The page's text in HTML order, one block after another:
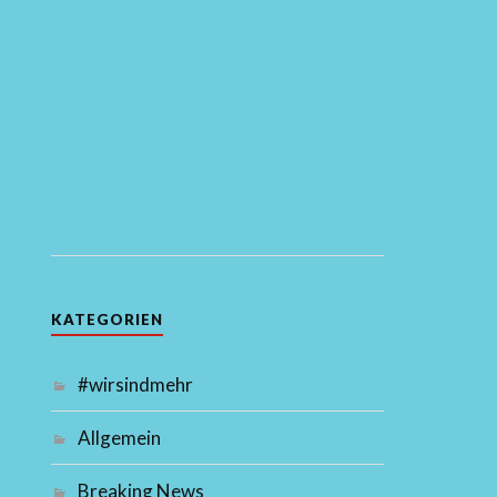
KATEGORIEN
#wirsindmehr
Allgemein
Breaking News